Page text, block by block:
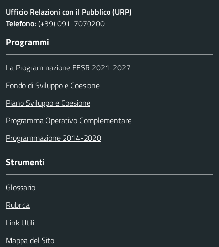
Ufficio Relazioni con il Pubblico (URP)
Telefono: (+39) 091-7070200
Programmi
La Programmazione FESR 2021-2027
Fondo di Sviluppo e Coesione
Piano Sviluppo e Coesione
Programma Operativo Complementare
Programmazione 2014-2020
Strumenti
Glossario
Rubrica
Link Utili
Mappa del Sito